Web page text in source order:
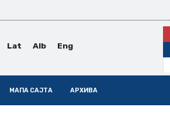
Lat Alb Eng
МАПА САЈТА АРХИВА